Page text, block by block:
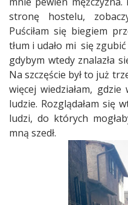
stronę hostelu,
Puściłam się biegiem
tłum i udało mi się
gdybym wtedy znalazła
Na szczęście był to już
więcej wiedziałam,
ludzie. Rozglądałam się
ludzi, do których
mną szedł.